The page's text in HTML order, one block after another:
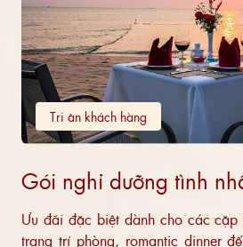
Tri ân khách hàng
Gói nghỉ dưỡng tình
Ưu đãi đặc biệt dành cho các
trang trí phòng, romantic dinner